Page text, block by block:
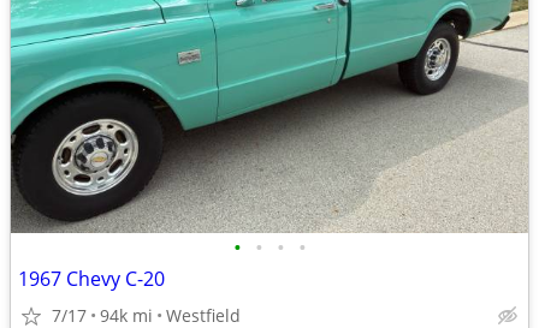
• • • •
1967 Chevy C-20
7/17 94k mi Westfield